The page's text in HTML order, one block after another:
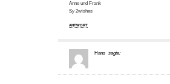
Anne und Frank
Sy 2wishes
ANTWORT
Hans sagte: